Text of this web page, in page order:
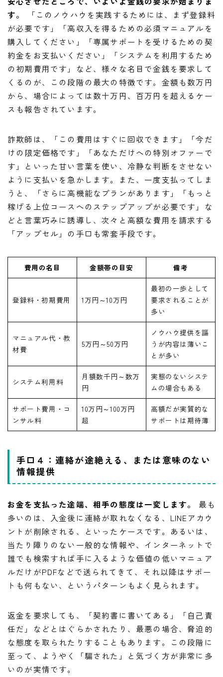
す。
「このノウハウを実践するためには、まず登録料
が必要です」「高収入を得るための必須マニュアルを
購入してください」「専属サポートを受けるための契
約金をお支払いください」「システムを利用するため
の初期費用です」など、様々な名目で金銭を要求して
くるのが、この段階の最大の特徴です。金額も数万円
から、場合によっては数十万円、百万円を超えるケー
スも報告されています。
詐欺師は、「この費用はすぐに回収できます」「今だ
けの限定価格です」「あなただけへの特別オファーで
す」といった甘い言葉を使い、冷静な判断をさせない
ように支払いを急かします。また、一度支払ってしま
うと、「さらに高機能なプランがあります」「もっと
稼げる上位コースへのステップアップが必要です」な
どと言葉巧みに誘導し、次々と高額な費用を請求する
「アップセル」の手口も常套手段です。
費用の名目 金額帯の目安 備考
登録料・初期費用 1万円～10万円
最初の一歩として
要求されることが
多い
マニュアル代・教
材費
5万円～50万円
ノウハウ提供を謳
うが内容は薄いこ
とが多い
システム利用料
月額数千円～数万
円
実態のないシステ
ムの場合もある
サポート費用・コ
ンサル料
10万円～100万円
超
高額だが実質的な
サポートは期待薄
手口４：連絡が途絶える、または意味のない
情報提供
お金を支払った途端、相手の態度は一変します。
最も
多いのは、入金後に連絡が取れなくなる、LINEアカウ
ントが削除される、といったケースです。あるいは、
当たり障りのない一般的な情報や、インターネットで
誰でも検索すれば手に入るような価値の低いマニュア
ルだけがPDFなどで送られてきて、それ以降はサポー
トも何もない、というパターンもよく見られます。
返金を要求しても、「契約書に書いてある」「自己責
任だ」などとはぐらかされたり、最悪の場合、脅迫的
な態度を取られたりすることもあります。この段階に
至って、ようやく「騙された」と気づく方が非常に多
いのが実情です。